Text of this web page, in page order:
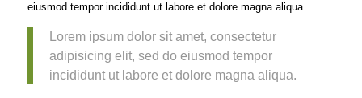
eiusmod tempor incididunt ut labore et dolore magna aliqua.
Lorem ipsum dolor sit amet, consectetur
adipisicing elit, sed do eiusmod tempor
incididunt ut labore et dolore magna aliqua.